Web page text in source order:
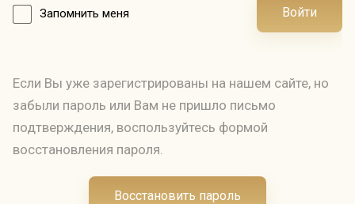
предназначен для дневного и ночного ухода за
кожей любого возраста. Тестирование
подтвердило эффект быстрого увлажнения,
стабильное на протяжении 24 часов.
Запомнить меня Войти
Если Вы уже зарегистрированы на нашем сайте, но
забыли пароль или Вам не пришло письмо
подтверждения, воспользуйтесь формой
восстановления пароля.
Восстановить пароль